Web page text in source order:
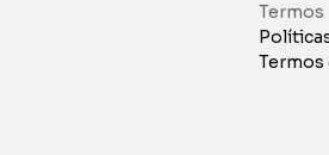
Termos
Termos